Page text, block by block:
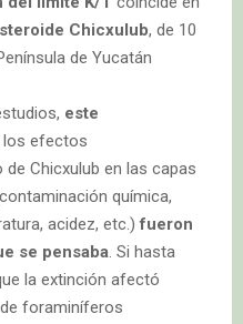
Chicxulub, de 10
de Yucatán
este
los efectos
Chicxulub en las capas
química,
acidez, etc.)fueron
se pensaba. Si hasta
la extinción afectó
foraminíferos